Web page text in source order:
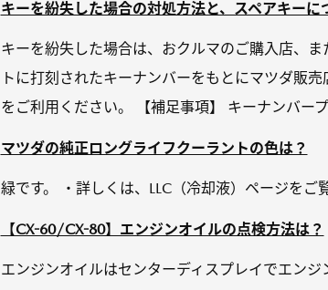
キーを紛失した場合の対処方法と、スペアキーに
キーを紛失した場合は、おクルマのご購入店、
トに打刻されたキーナンバーをもとにマツダ販
をご利用ください。 【補足事項】 キーナンバー
マツダの純正ロングライフクーラントの色は？
緑です。 ・詳しくは、LLC（冷却液）ページをご
【CX-60/CX-80】エンジンオイルの点検方法は？
エンジンオイルはセンターディスプレイでエン